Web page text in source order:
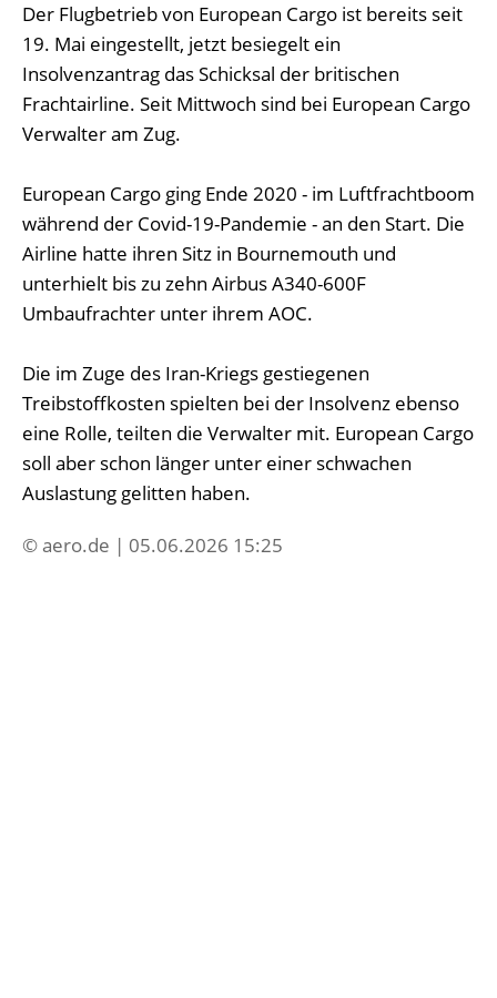
Der Flugbetrieb von European Cargo ist bereits seit
19. Mai eingestellt, jetzt besiegelt ein
Insolvenzantrag das Schicksal der britischen
Frachtairline. Seit Mittwoch sind bei European Cargo
Verwalter am Zug.
European Cargo ging Ende 2020 - im Luftfrachtboom
während der Covid-19-Pandemie - an den Start. Die
Airline hatte ihren Sitz in Bournemouth und
unterhielt bis zu zehn Airbus A340-600F
Umbaufrachter unter ihrem AOC.
Die im Zuge des Iran-Kriegs gestiegenen
Treibstoffkosten spielten bei der Insolvenz ebenso
eine Rolle, teilten die Verwalter mit. European Cargo
soll aber schon länger unter einer schwachen
Auslastung gelitten haben.
© aero.de | 05.06.2026 15:25